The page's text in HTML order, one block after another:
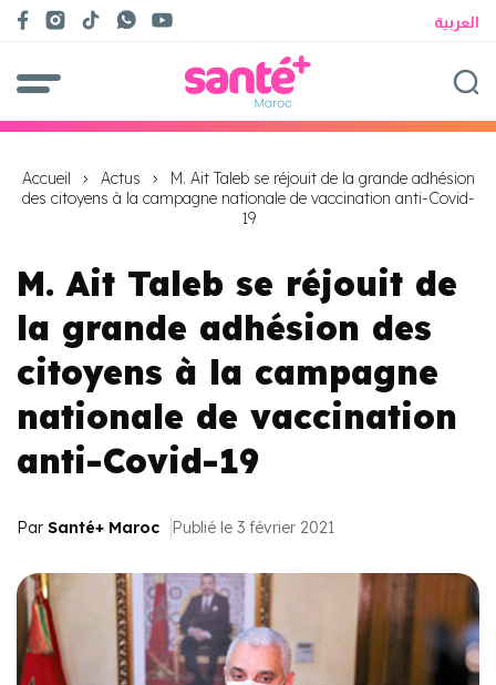
العربية
Accueil Actus
M. Ait Taleb se réjouit de la grande adhésion
des citoyens à la campagne nationale de vaccination anti-Covid-
19
M. Ait Taleb se réjouit de
la grande adhésion des
citoyens à la campagne
nationale de vaccination
anti-Covid-19
Par Santé+ Maroc Publié le 3 février 2021